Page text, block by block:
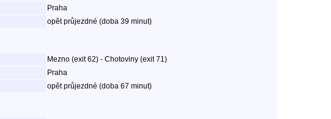
Praha
opět průjezdné (doba 39 minut)
Mezno (exit 62) - Chotoviny (exit 71)
Praha
opět průjezdné (doba 67 minut)